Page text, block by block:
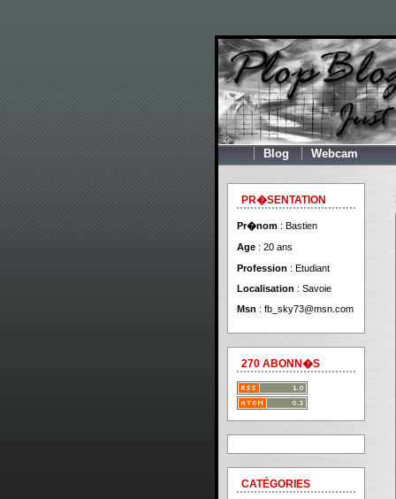
Blog Webcam
PR�SENTATION
Pr�nom : Bastien
Age : 20 ans
Profession : Etudiant
Localisation : Savoie
Msn : fb_sky73@msn.com
270 ABONN�S
CATÉGORIES